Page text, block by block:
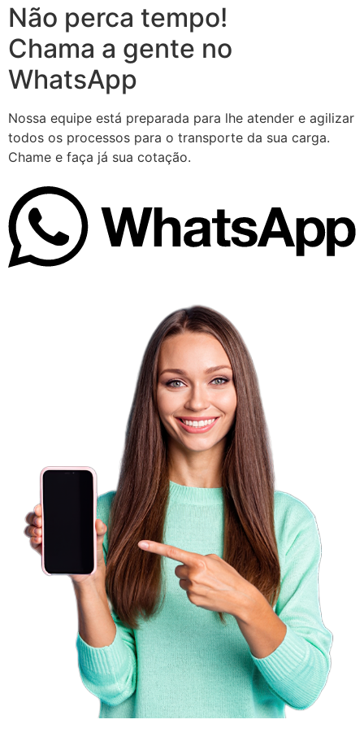
Não perca tempo!
Chama a gente no
WhatsApp
Nossa equipe está preparada para lhe atender e agilizar
todos os processos para o transporte da sua carga.
Chame e faça já sua cotação.